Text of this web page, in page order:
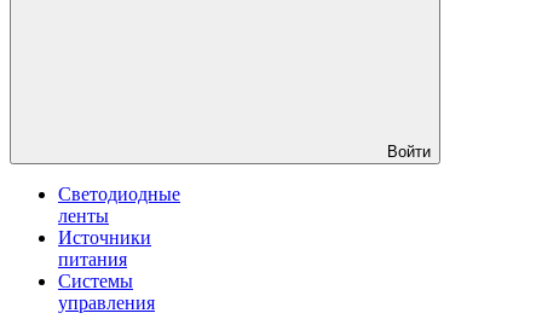
Войти
Светодиодные
ленты
Источники
питания
Системы
управления